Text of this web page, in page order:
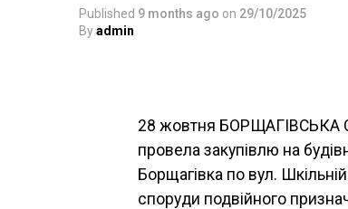
Published 9 months ago on 29/10/2025
Byadmin
28 жовтня БОРЩАГІВСЬКА
провела закупівлю на
Борщагівка по вул.
споруди подвійного